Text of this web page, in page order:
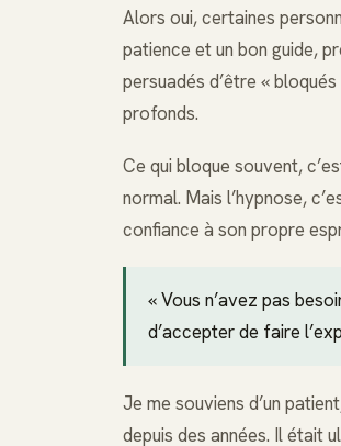
Alors oui, certaines
patience et un bon guide,
persuadés d’être «
profonds.
Ce qui bloque souvent,
normal. Mais l’hypnose,
confiance à son propre
« Vous n’avez pas
d’accepter de faire
Je me souviens d’un
depuis des années. Il était